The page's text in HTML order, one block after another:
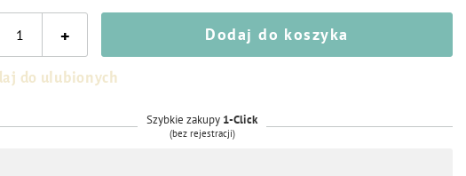
+ Dodaj do koszyka
do ulubionych
Szybkie zakupy 1-Click
(bez rejestracji)